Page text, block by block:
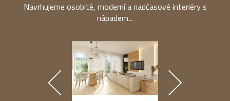
Navrhujeme osobité, moderní a nadčasové interiéry s
nápadem...